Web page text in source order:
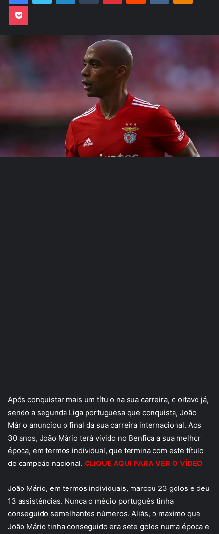
Pocket
Após conquistar mais um título na sua carreira, o oitavo já,
sendo a segunda Liga portuguesa que conquista, João
Mário anunciou o final da sua carreira internacional. Aos
30 anos, João Mário terá vivido no Benfica a sua melhor
época, em termos individual, que termina com este título
de campeão nacional. CLIQUE AQUI PARA VER O VÍDEO
João Mário, em termos individuais, marcou 23 golos e deu
13 assistências. Nunca o médio português tinha
conseguido semelhantes números. Aliás, o máximo que
João Mário tinha conseguido era sete golos numa época e